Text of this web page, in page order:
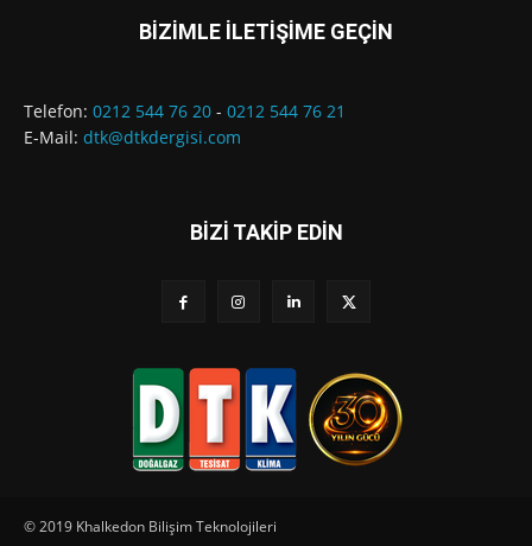
BİZİMLE İLETİŞİME GEÇİN
Telefon: 0212 544 76 20 - 0212 544 76 21
E-Mail: dtk@dtkdergisi.com
BİZİ TAKİP EDİN
© 2019 Khalkedon Bilişim Teknolojileri